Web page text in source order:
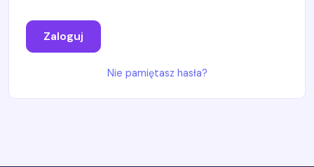
Zaloguj
Nie pamiętasz hasła?